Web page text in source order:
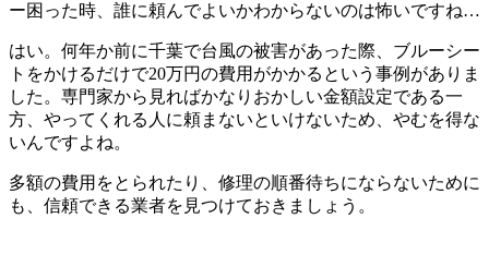
ー困った時、誰に頼んでよいかわからないのは怖いですね…
はい。何年か前に千葉で台風の被害があった際、ブルーシー
トをかけるだけで20万円の費用がかかるという事例がありま
した。専門家から見ればかなりおかしい金額設定である一
方、やってくれる人に頼まないといけないため、やむを得な
いんですよね。
多額の費用をとられたり、修理の順番待ちにならないために
も、信頼できる業者を見つけておきましょう。